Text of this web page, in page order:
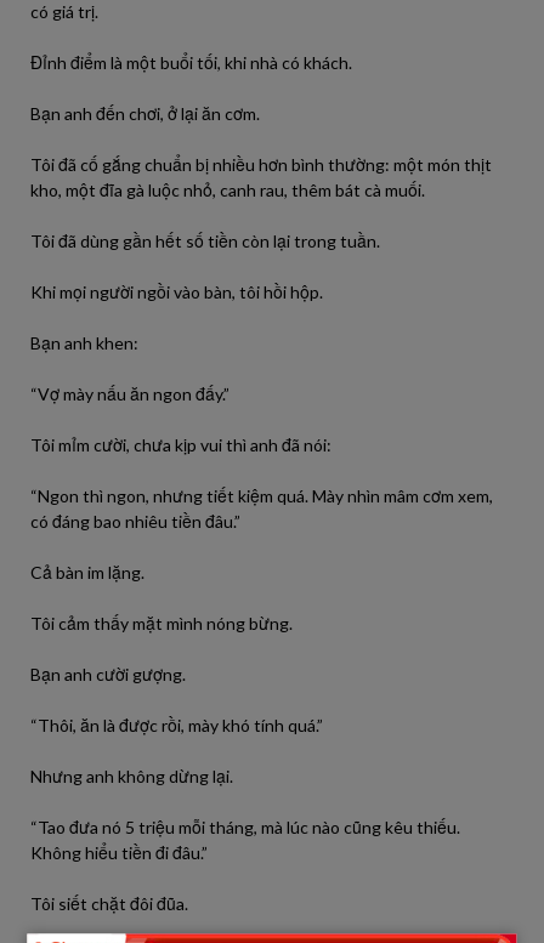
có giá trị.
Đỉnh điểm là một buổi tối, khi nhà có khách.
Bạn anh đến chơi, ở lại ăn cơm.
Tôi đã cố gắng chuẩn bị nhiều hơn bình thường: một món thịt
kho, một đĩa gà luộc nhỏ, canh rau, thêm bát cà muối.
Tôi đã dùng gần hết số tiền còn lại trong tuần.
Khi mọi người ngồi vào bàn, tôi hồi hộp.
Bạn anh khen:
“Vợ mày nấu ăn ngon đấy.”
Tôi mỉm cười, chưa kịp vui thì anh đã nói:
“Ngon thì ngon, nhưng tiết kiệm quá. Mày nhìn mâm cơm xem,
có đáng bao nhiêu tiền đâu.”
Cả bàn im lặng.
Tôi cảm thấy mặt mình nóng bừng.
Bạn anh cười gượng.
“Thôi, ăn là được rồi, mày khó tính quá.”
Nhưng anh không dừng lại.
“Tao đưa nó 5 triệu mỗi tháng, mà lúc nào cũng kêu thiếu.
Không hiểu tiền đi đâu.”
Tôi siết chặt đôi đũa.